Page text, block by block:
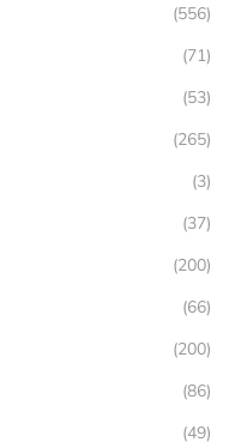
(556)
(71)
(53)
(265)
(3)
(37)
(200)
(66)
(200)
(86)
(49)